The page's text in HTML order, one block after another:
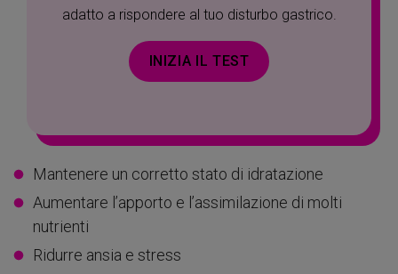
adatto a rispondere al tuo disturbo gastrico.
INIZIA IL TEST
Mantenere un corretto stato di idratazione
Aumentare l’apporto e l’assimilazione di molti
nutrienti
Ridurre ansia e stress